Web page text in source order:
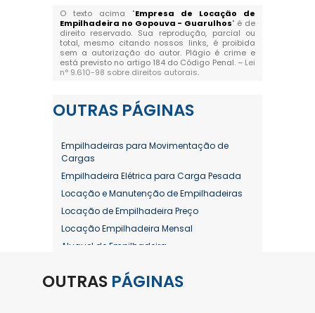
O texto acima "Empresa de Locação de
Empilhadeira no Gopouva - Guarulhos" é de
direito reservado. Sua reprodução, parcial ou
total, mesmo citando nossos links, é proibida
sem a autorização do autor. Plágio é crime e
está previsto no artigo 184 do Código Penal. – Lei
n° 9.610-98 sobre direitos autorais.
OUTRAS PÁGINAS
Empilhadeiras para Movimentação de
Cargas
Empilhadeira Elétrica para Carga Pesada
Locação e Manutenção de Empilhadeiras
Locação de Empilhadeira Preço
Locação Empilhadeira Mensal
Aluguel de Empilhadeira
Aluguel de Empilhadeira Diária Valor
OUTRAS PÁGINAS